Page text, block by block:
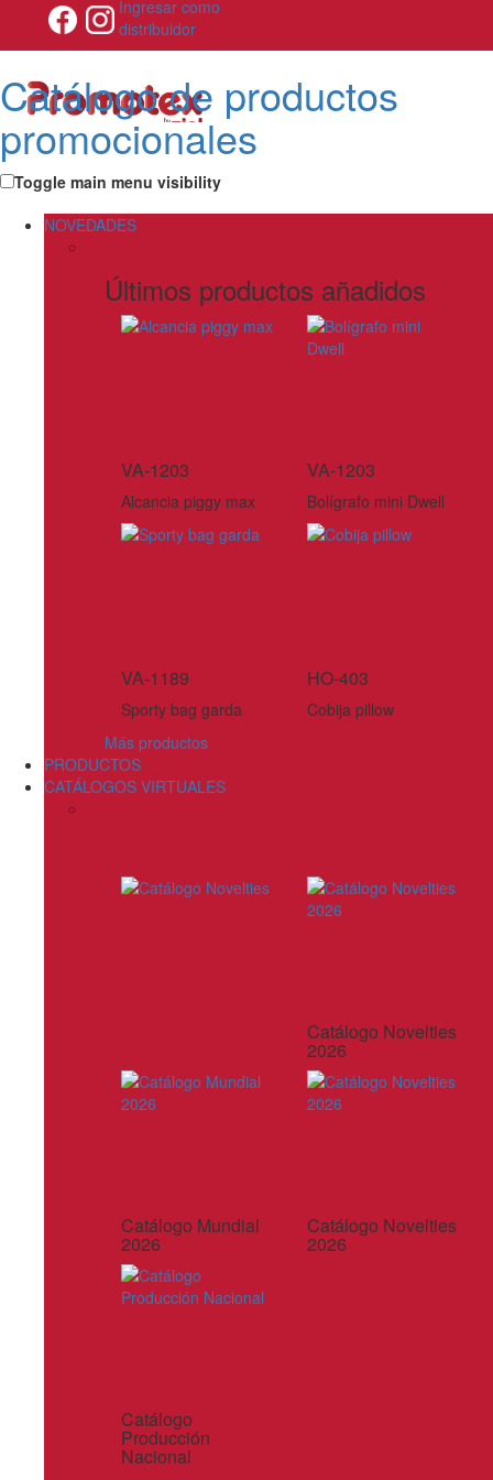
Ingresar como
distribuidor
Catálogo de productos
promocionales
Toggle main menu visibility
NOVEDADES
Últimos productos añadidos
VA-1203
Alcancia piggy max
VA-1203
Bolígrafo mini Dwell
VA-1189
Sporty bag garda
HO-403
Cobija pillow
Más productos
PRODUCTOS
CATÁLOGOS VIRTUALES
Catálogo Novelties
2026
Catálogo Mundial
2026
Catálogo Novelties
2026
Catálogo
Producción
Nacional